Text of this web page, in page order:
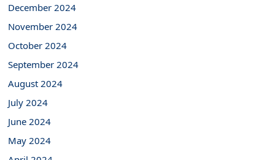
December 2024
November 2024
October 2024
September 2024
August 2024
July 2024
June 2024
May 2024